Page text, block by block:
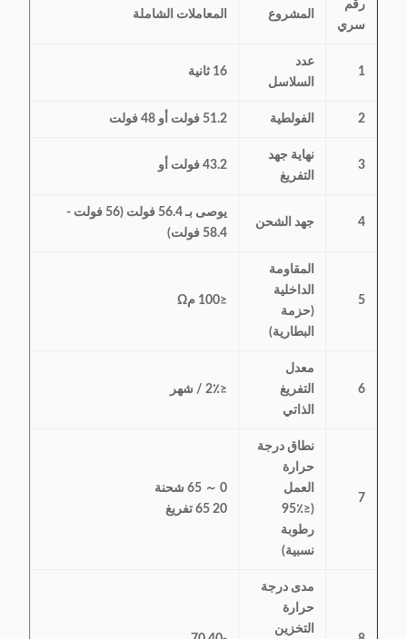
رقم
سري
المشروع المعاملات الشاملة
1
عدد
السلاسل
16 ثانية
2 الفولطية 51.2 فولت أو 48 فولت
3
نهاية جهد
التفريغ
43.2 فولت أو
4 جهد الشحن
يوصى بـ 56.4 فولت (56 فولت -
58.4 فولت)
5
المقاومة
الداخلية
(حزمة
البطارية)
≤100 مΩ
6
معدل
التفريغ
الذاتي
≤2٪ / شهر
7
نطاق درجة
حرارة
العمل
(≤95٪
رطوبة
نسبية)
0 ～ 65 شحنة
20 65 تفريغ
مدى درجة
حرارة
التخزين